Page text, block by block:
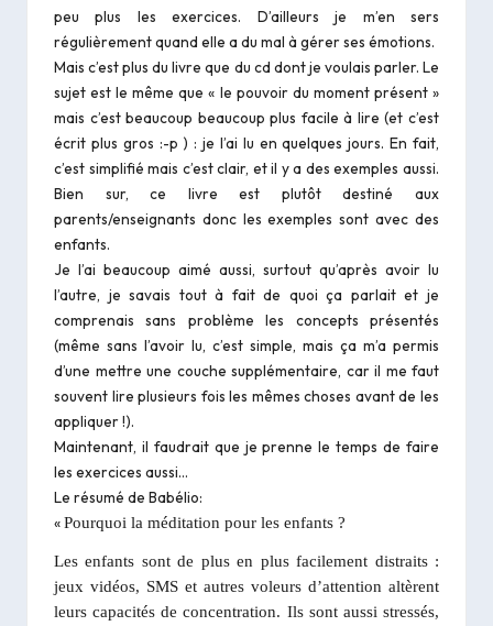
peu plus les exercices. D’ailleurs je m’en sers
régulièrement quand elle a du mal à gérer ses émotions.
Mais c’est plus du livre que du cd dont je voulais parler. Le
sujet est le même que « le pouvoir du moment présent »
mais c’est beaucoup beaucoup plus facile à lire (et c’est
écrit plus gros :-p ) : je l’ai lu en quelques jours. En fait,
c’est simplifié mais c’est clair, et il y a des exemples aussi.
Bien sur, ce livre est plutôt destiné aux
parents/enseignants donc les exemples sont avec des
enfants.
Je l’ai beaucoup aimé aussi, surtout qu’après avoir lu
l’autre, je savais tout à fait de quoi ça parlait et je
comprenais sans problème les concepts présentés
(même sans l’avoir lu, c’est simple, mais ça m’a permis
d’une mettre une couche supplémentaire, car il me faut
souvent lire plusieurs fois les mêmes choses avant de les
appliquer !).
Maintenant, il faudrait que je prenne le temps de faire
les exercices aussi…
Le résumé de Babélio:
«Pourquoi la méditation pour les enfants ?
Les enfants sont de plus en plus facilement distraits :
jeux vidéos, SMS et autres voleurs d’attention altèrent
leurs capacités de concentration. Ils sont aussi stressés,